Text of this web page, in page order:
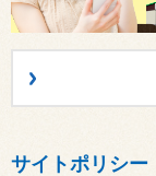
サイトポリシー